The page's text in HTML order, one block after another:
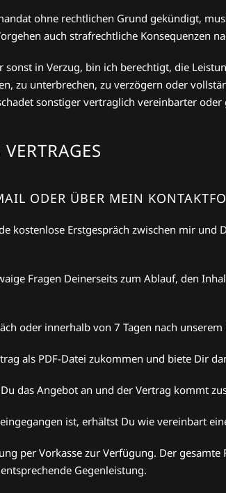
ohne rechtlichen Grund gekündigt,
auch strafrechtliche Konsequenzen
in Verzug, bin ich berechtigt, die
zu unterbrechen, zu verzögern oder
sonstiger vertraglich vereinbarter
ODER ÜBER MEIN
kostenlose Erstgespräch zwischen mir
Fragen Deinerseits zum Ablauf, den
oder innerhalb von 7 Tagen nach
als PDF-Datei zukommen und biete Dir
das Angebot an und der Vertrag kommt
ist, erhältst Du wie vereinbart
per Vorkasse zur Verfügung. Der
Gegenleistung.